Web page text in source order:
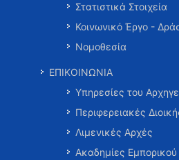
Στατιστικά Στοιχεία
Κοινωνικό Έργο -
Νομοθεσία
ΕΠΙΚΟΙΝΩΝΙΑ
Υπηρεσίες του
Περιφερειακές
Λιμενικές Αρχές
Ακαδημίες